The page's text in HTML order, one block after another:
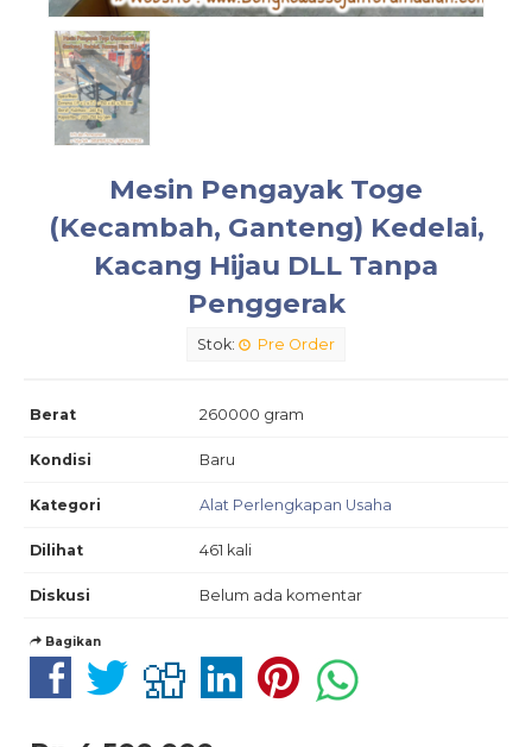
Mesin Pengayak Toge
(Kecambah, Ganteng) Kedelai,
Kacang Hijau DLL Tanpa
Penggerak
Stok: Pre Order
Berat 260000 gram
Kondisi Baru
Kategori Alat Perlengkapan Usaha
Dilihat 461 kali
Diskusi Belum ada komentar
Bagikan